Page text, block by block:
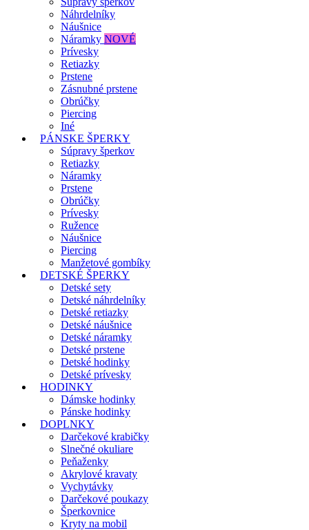
Náhrdelníky
Náušnice
Náramky NOVÉ
Prívesky
Retiazky
Prstene
Zásnubné prstene
Obrúčky
Piercing
Iné
PÁNSKE ŠPERKY
Súpravy šperkov
Retiazky
Náramky
Prstene
Obrúčky
Prívesky
Ružence
Náušnice
Piercing
Manžetové gombíky
DETSKÉ ŠPERKY
Detské sety
Detské náhrdelníky
Detské retiazky
Detské náušnice
Detské náramky
Detské prstene
Detské hodinky
Detské prívesky
HODINKY
Dámske hodinky
Pánske hodinky
DOPLNKY
Darčekové krabičky
Slnečné okuliare
Peňaženky
Akrylové kravaty
Vychytávky
Darčekové poukazy
Šperkovnice
Kryty na mobil